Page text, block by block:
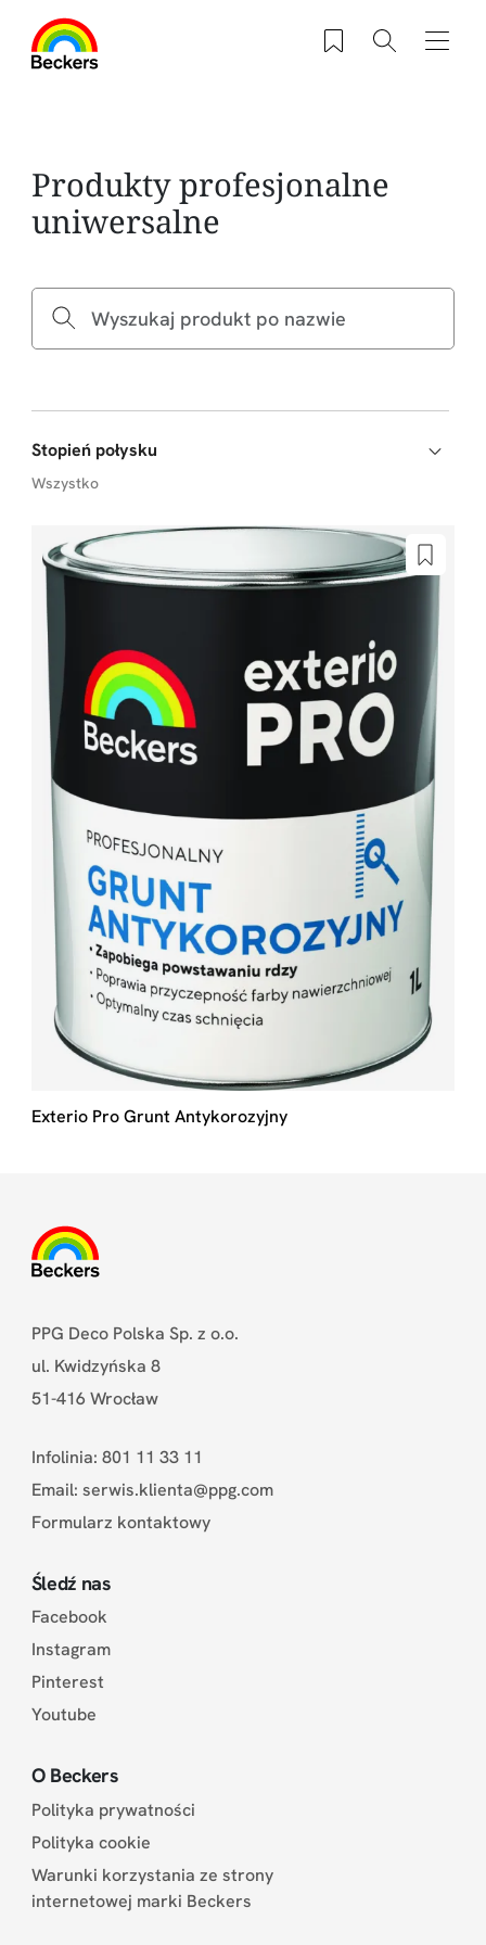
Zapisane produkty
Szukaj
Produkty profesjonalne
uniwersalne
Stopień połysku
Wszystko
Exterio Pro Grunt Antykorozyjny
PPG Deco Polska Sp. z o.o.
ul. Kwidzyńska 8
51-416 Wrocław
Infolinia: 801 11 33 11
Email: serwis.klienta@ppg.com
Formularz kontaktowy
Śledź nas
Facebook
Instagram
Pinterest
Youtube
O Beckers
Polityka prywatności
Polityka cookie
Warunki korzystania ze strony
internetowej marki Beckers